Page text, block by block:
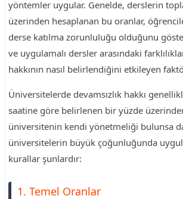
yöntemler uygular. Genelde, derslerin
üzerinden hesaplanan bu oranlar,
derse katılma zorunluluğu olduğunu
ve uygulamalı dersler arasındaki
hakkının nasıl belirlendiğini etkileyen
Üniversitelerde devamsızlık hakkı
saatine göre belirlenen bir yüzde
üniversitenin kendi yönetmeliği bulunsa
üniversitelerin büyük çoğunluğunda
kurallar şunlardır:
1. Temel Oranlar